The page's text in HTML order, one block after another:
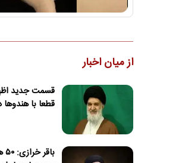
از میان اخبار
قسمت جدید
قطعا با